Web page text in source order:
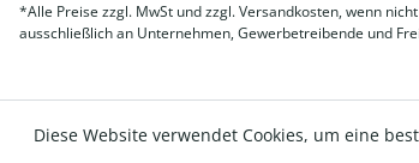
*Alle Preise zzgl. MwSt und zzgl. Versandkosten, wenn
ausschließlich an Unternehmen, Gewerbetreibende und
Diese Website verwendet Cookies, um eine